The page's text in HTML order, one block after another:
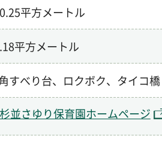
平方メートル
平方メートル
すべり台、ロクボク、タイコ橋
杉並さゆり保育園ホームページ